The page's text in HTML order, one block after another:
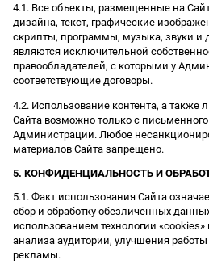
4.1. Все объекты, размещенные на
дизайна, текст, графические
скрипты, программы, музыка, звуки и
являются исключительной
правообладателей, с которыми у
соответствующие договоры.
4.2. Использование контента, а
Сайта возможно только с
Администрации. Любое
материалов Сайта запрещено.
5. КОНФИДЕНЦИАЛЬНОСТЬ И
5.1. Факт использования Сайта
сбор и обработку обезличенных
использованием технологии
анализа аудитории, улучшения
рекламы.